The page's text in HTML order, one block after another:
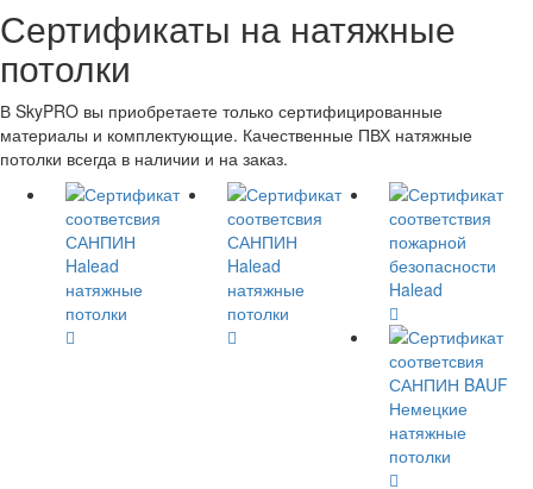
Сертификаты на натяжные
потолки
В SkyPRO вы приобретаете только сертифицированные
материалы и комплектующие. Качественные ПВХ натяжные
потолки всегда в наличии и на заказ.